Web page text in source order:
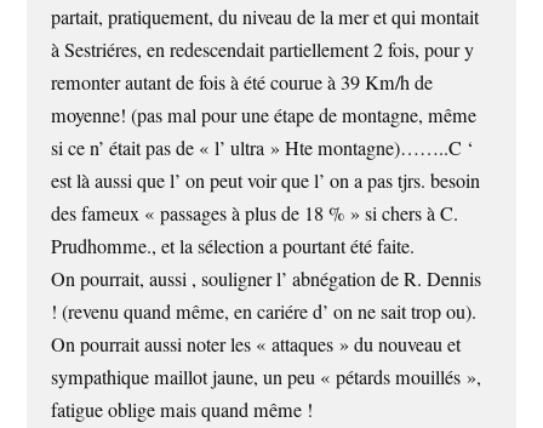
partait, pratiquement, du niveau de la mer et qui montait
à Sestriéres, en redescendait partiellement 2 fois, pour y
remonter autant de fois à été courue à 39 Km/h de
moyenne! (pas mal pour une étape de montagne, même
si ce n’ était pas de « l’ ultra » Hte montagne)……..C ‘
est là aussi que l’ on peut voir que l’ on a pas tjrs. besoin
des fameux « passages à plus de 18 % » si chers à C.
Prudhomme., et la sélection a pourtant été faite.
On pourrait, aussi , souligner l’ abnégation de R. Dennis
! (revenu quand même, en cariére d’ on ne sait trop ou).
On pourrait aussi noter les « attaques » du nouveau et
sympathique maillot jaune, un peu « pétards mouillés »,
fatigue oblige mais quand même !